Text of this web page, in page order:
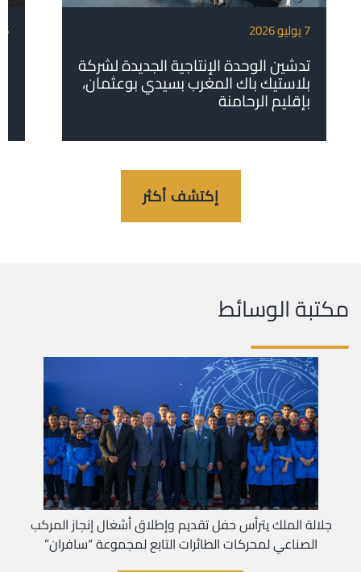
7 يوليو 2026
تدشين الوحدة الإنتاجية الجديدة لشركة
بلاستيك باك المغرب بسيدي بوعثمان،
بإقليم الرحامنة
6 يوليو 2026
إكتشف أكثر
مكتبة الوسائط
جلالة الملك يترأس حفل تقديم وإطلاق أشغال إنجاز المركب
الصناعي لمحركات الطائرات التابع لمجموعة “سافران”